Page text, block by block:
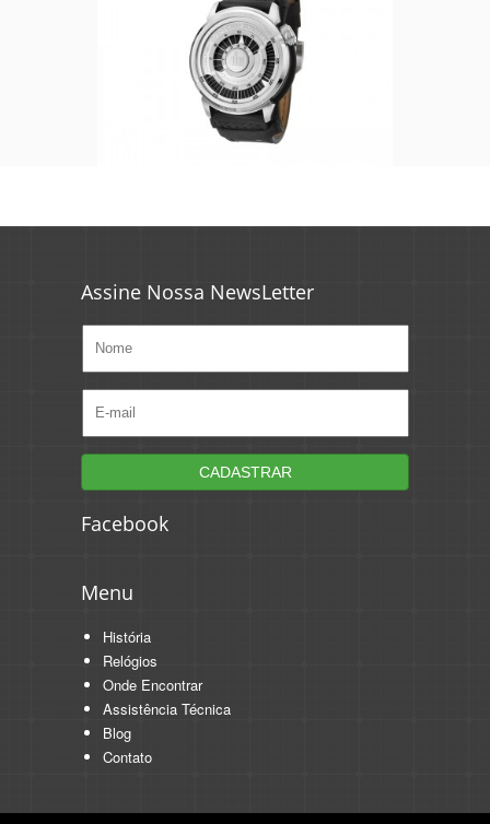
Assine Nossa NewsLetter
Facebook
Menu
História
Relógios
Onde Encontrar
Assistência Técnica
Blog
Contato